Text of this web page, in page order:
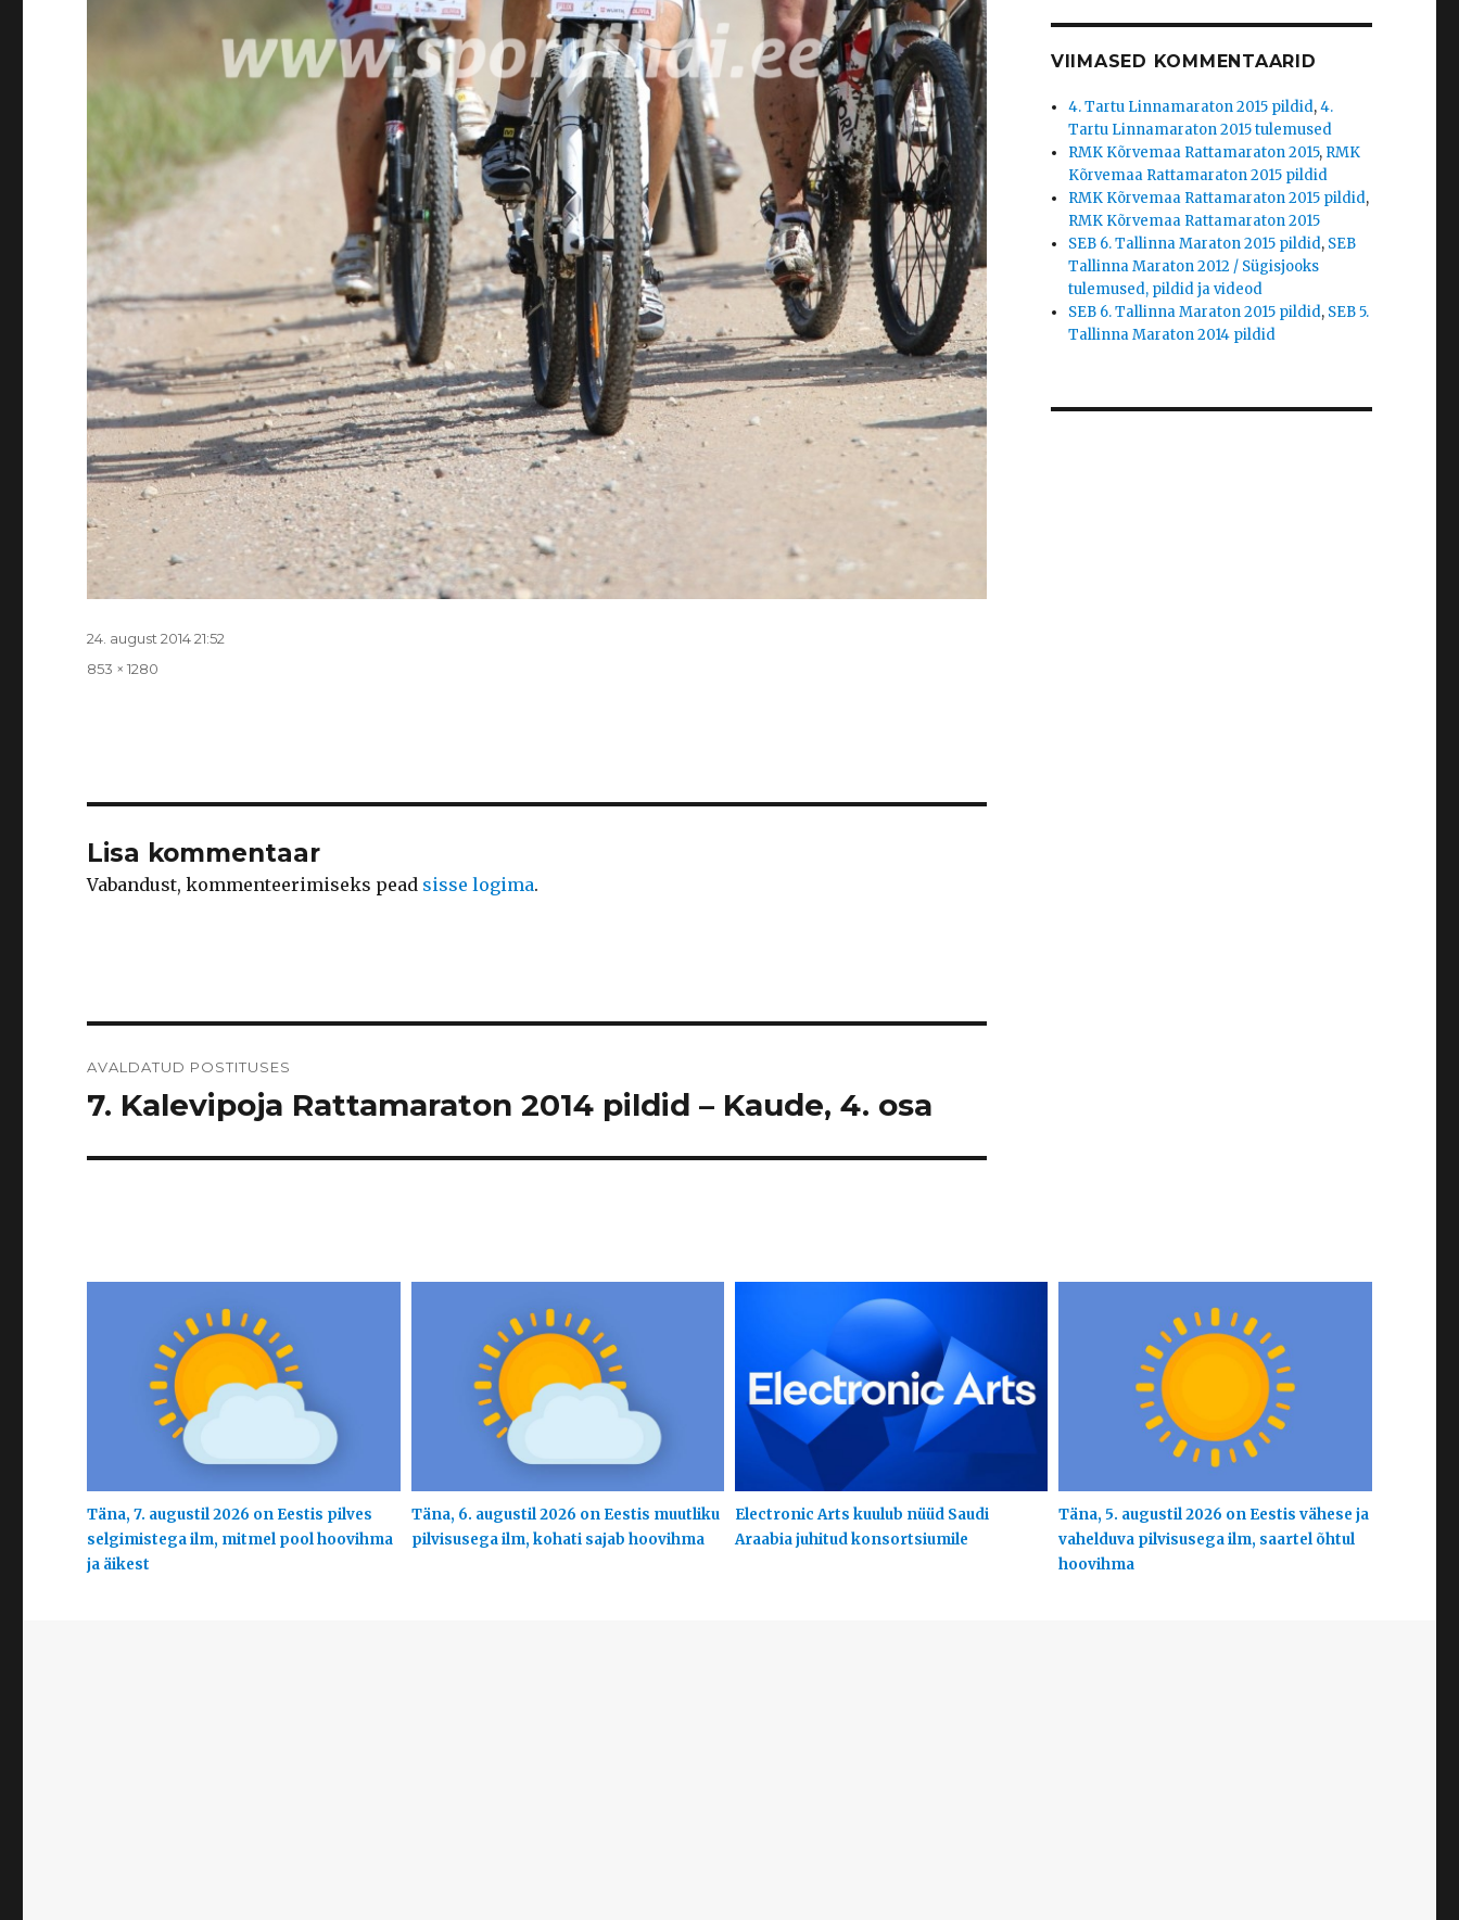
Postitatud
24. august 2014 21:52
Täissuurus
853 × 1280
Lisa kommentaar
Vabandust, kommenteerimiseks pead sisse logima.
AVALDATUD POSTITUSES
7. Kalevipoja Rattamaraton 2014 pildid – Kaude, 4. osa
VIIMASED KOMMENTAARID
4. Tartu Linnamaraton 2015 pildid,4.
Tartu Linnamaraton 2015 tulemused
RMK Kõrvemaa Rattamaraton 2015, RMK
Kõrvemaa Rattamaraton 2015 pildid
RMK Kõrvemaa Rattamaraton 2015 pildid,
RMK Kõrvemaa Rattamaraton 2015
SEB 6. Tallinna Maraton 2015 pildid, SEB
Tallinna Maraton 2012 / Sügisjooks
tulemused, pildid ja videod
SEB 6. Tallinna Maraton 2015 pildid, SEB 5.
Tallinna Maraton 2014 pildid
Täna, 7. augustil 2026 on Eestis pilves
selgimistega ilm, mitmel pool hoovihma
ja äikest
Täna, 6. augustil 2026 on Eestis muutliku
pilvisusega ilm, kohati sajab hoovihma
Electronic Arts kuulub nüüd Saudi
Araabia juhitud konsortsiumile
Täna, 5. augustil 2026 on Eestis vähese ja
vahelduva pilvisusega ilm, saartel õhtul
hoovihma